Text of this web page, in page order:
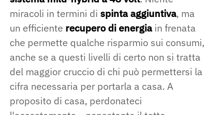
miracoli in termini di spinta aggiuntiva, ma
un efficiente recupero di energiain frenata
che permette qualche risparmio sui consumi,
anche se a questi livelli di certo non si tratta
del maggior cruccio di chi può permettersi la
cifra necessaria per portarla a casa. A
proposito di casa, perdonateci